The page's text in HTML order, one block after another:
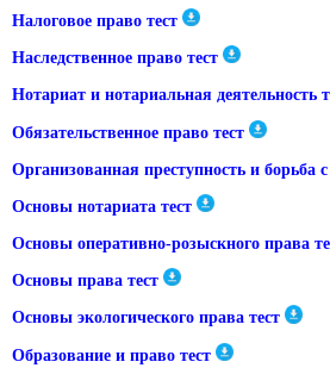
Налоговое право тест
Наследственное право тест
Нотариат и нотариальная деятельность
Обязательственное право тест
Организованная преступность и борьба с
Основы нотариата тест
Основы оперативно-розыскного права
Основы права тест
Основы экологического права тест
Образование и право тест